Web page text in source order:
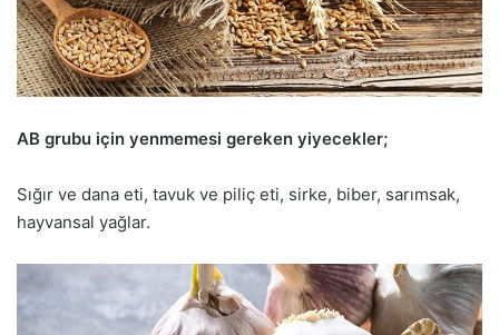
AB grubu için yenmemesi gereken yiyecekler;
Sığır ve dana eti, tavuk ve piliç eti, sirke, biber, sarımsak,
hayvansal yağlar.